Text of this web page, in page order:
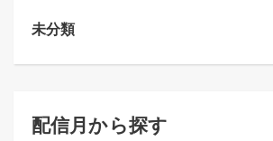
未分類
配信月から探す